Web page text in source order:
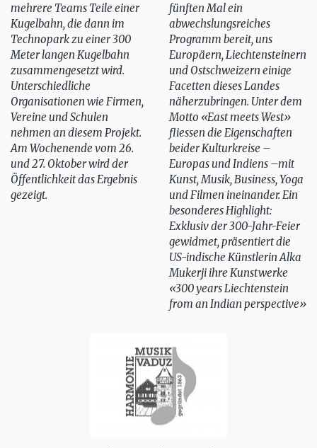
mehrere Teams Teile einer
Kugelbahn, die dann im
Technopark zu einer 300
Meter langen Kugelbahn
zusammengesetzt wird.
Unterschiedliche
Organisationen wie Firmen,
Vereine und Schulen
nehmen an diesem Projekt.
Am Wochenende vom 26.
und 27. Oktober wird der
Öffentlichkeit das Ergebnis
gezeigt.
fünften Mal ein
abwechslungsreiches
Programm bereit, uns
Europäern, Liechtensteinern
und Ostschweizern einige
Facetten dieses Landes
näherzubringen. Unter dem
Motto «East meets West»
fliessen die Eigenschaften
beider Kulturkreise –
Europas und Indiens –mit
Kunst, Musik, Business, Yoga
und Filmen ineinander. Ein
besonderes Highlight:
Exklusiv der 300-Jahr-Feier
gewidmet, präsentiert die
US-indische Künstlerin Alka
Mukerji ihre Kunstwerke
«300 years Liechtenstein
from an Indian perspective»